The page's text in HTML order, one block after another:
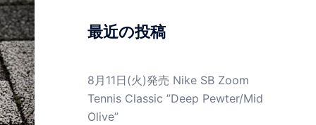
最近の投稿
8月11日(火)発売 Nike SB Zoom
Tennis Classic ”Deep Pewter/Mid
Olive”